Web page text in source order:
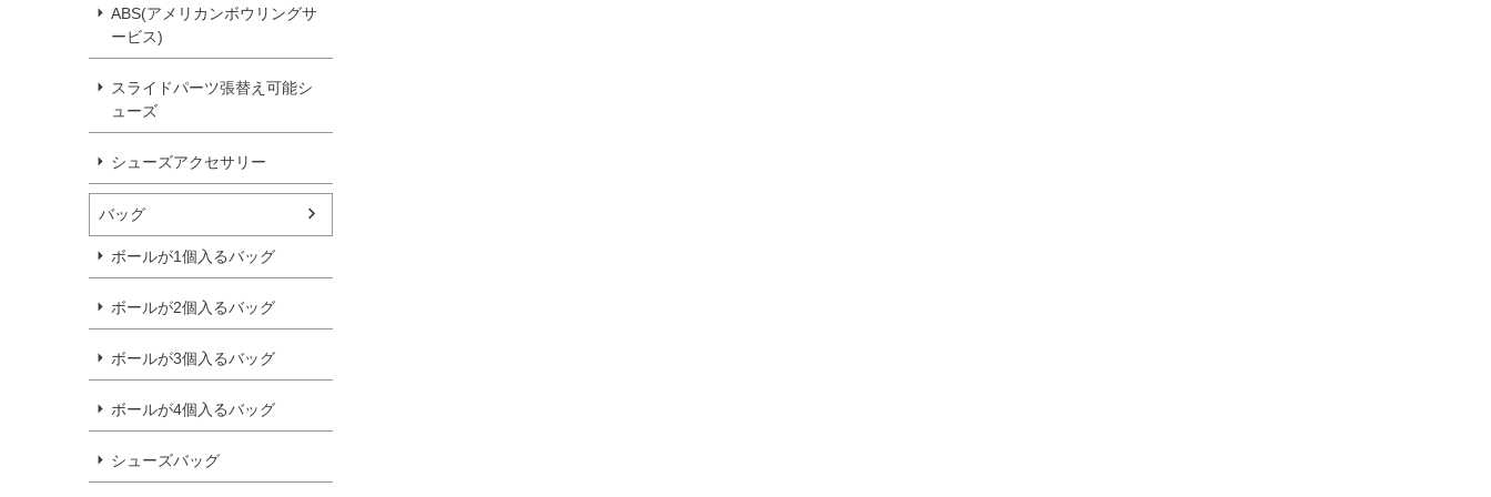
ABS(アメリカンボウリングサ
ービス)
スライドパーツ張替え可能シ
ューズ
シューズアクセサリー
バッグ
ボールが1個入るバッグ
ボールが2個入るバッグ
ボールが3個入るバッグ
ボールが4個入るバッグ
シューズバッグ